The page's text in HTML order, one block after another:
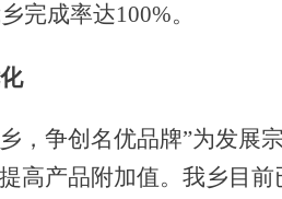
完成率达100%。
，争创名优品牌”为发展
产品附加值。我乡目前